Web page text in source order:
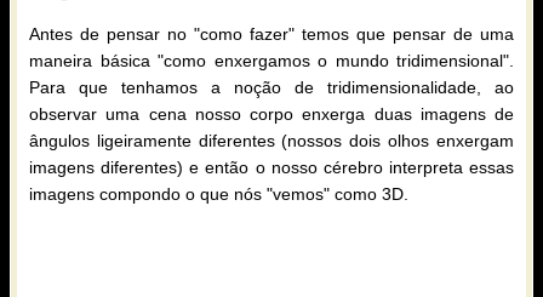
Antes de pensar no "como fazer" temos que pensar de uma
maneira básica "como enxergamos o mundo tridimensional".
Para que tenhamos a noção de tridimensionalidade, ao
observar uma cena nosso corpo enxerga duas imagens de
ângulos ligeiramente diferentes (nossos dois olhos enxergam
imagens diferentes) e então o nosso cérebro interpreta essas
imagens compondo o que nós "vemos" como 3D.